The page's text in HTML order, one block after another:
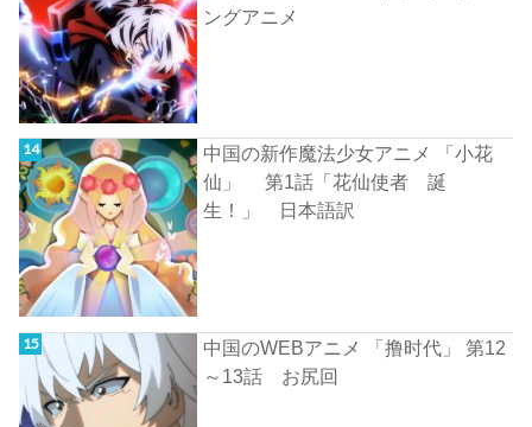
ングアニメ
中国の新作魔法少女アニメ 「小花
仙」 第1話「花仙使者 誕
生！」 日本語訳
中国のWEBアニメ 「撸时代」 第12
～13話 お尻回